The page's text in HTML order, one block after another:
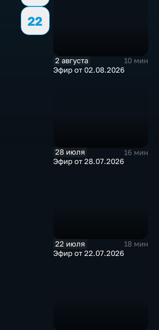
22
2 августа
10 мин
Эфир от 02.08.2026
28 июля
16 мин
Эфир от 28.07.2026
22 июля
18 мин
Эфир от 22.07.2026